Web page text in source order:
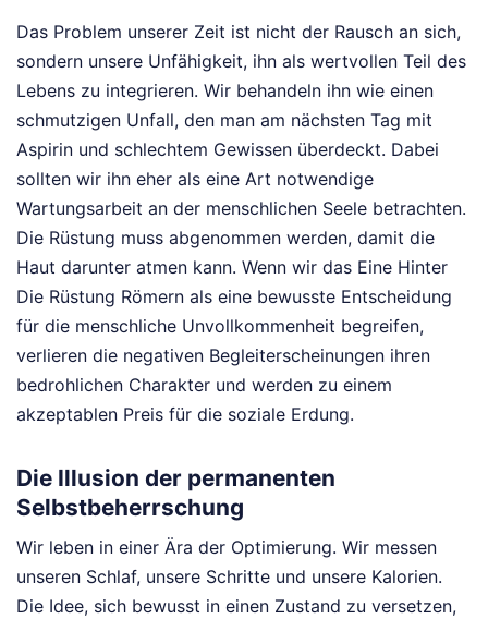
Das Problem unserer Zeit ist nicht der Rausch an sich,
sondern unsere Unfähigkeit, ihn als wertvollen Teil des
Lebens zu integrieren. Wir behandeln ihn wie einen
schmutzigen Unfall, den man am nächsten Tag mit
Aspirin und schlechtem Gewissen überdeckt. Dabei
sollten wir ihn eher als eine Art notwendige
Wartungsarbeit an der menschlichen Seele betrachten.
Die Rüstung muss abgenommen werden, damit die
Haut darunter atmen kann. Wenn wir das Eine Hinter
Die Rüstung Römern als eine bewusste Entscheidung
für die menschliche Unvollkommenheit begreifen,
verlieren die negativen Begleiterscheinungen ihren
bedrohlichen Charakter und werden zu einem
akzeptablen Preis für die soziale Erdung.
Die Illusion der permanenten
Selbstbeherrschung
Wir leben in einer Ära der Optimierung. Wir messen
unseren Schlaf, unsere Schritte und unsere Kalorien.
Die Idee, sich bewusst in einen Zustand zu versetzen,